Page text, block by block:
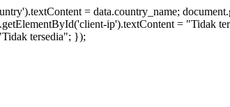
= data.country_name;
ip').textContent = "Tidak
tersedia"; });